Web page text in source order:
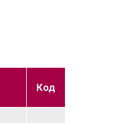
Код